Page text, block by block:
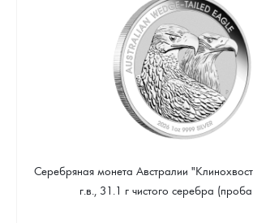
Звоните
Серебряная монета Австралии
г.в., 31.1 г чистого серебра